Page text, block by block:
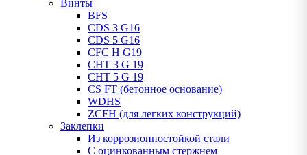
Винты
BFS
CDS 3 G16
CDS 5 G16
CFC H G19
CHT 3 G 19
CHT 5 G 19
CS FT (бетонное основание)
WDHS
ZCFH (для легких конструкций)
Заклепки
Из коррозионностойкой стали
С оцинкованным стержнем